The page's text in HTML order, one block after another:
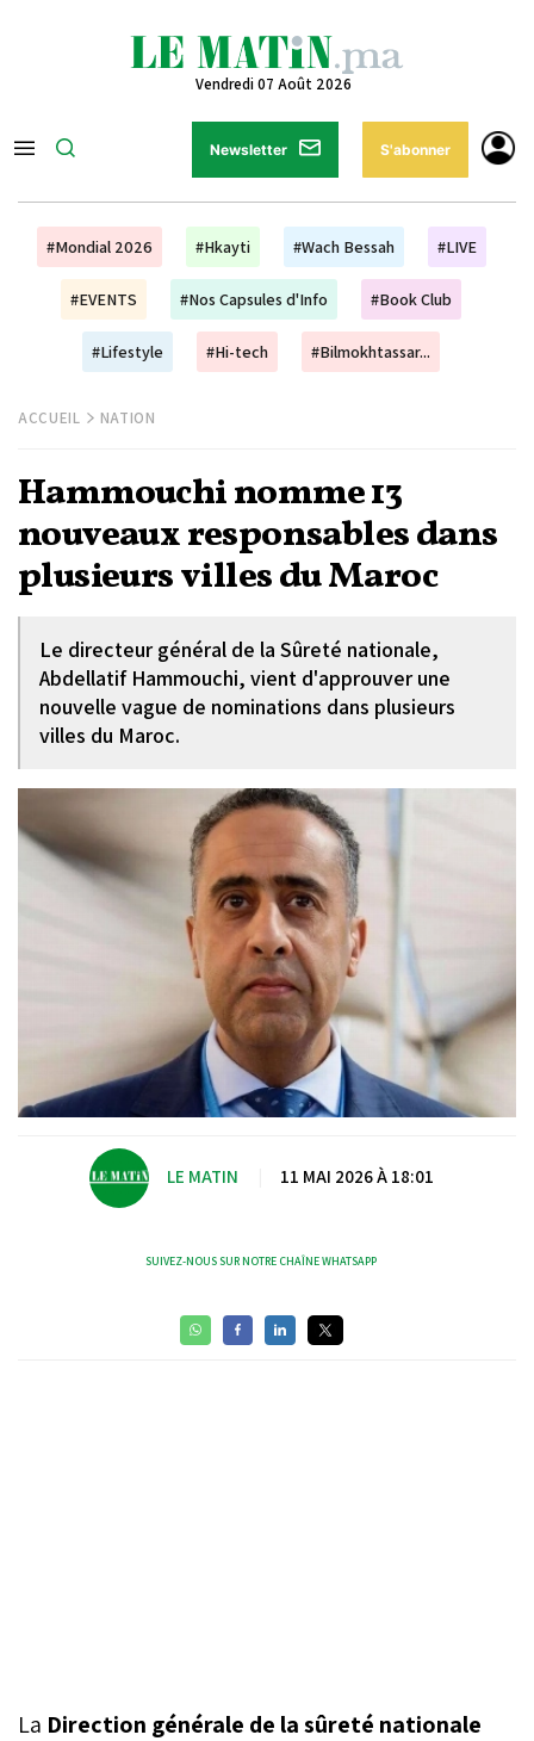
Vendredi 07 Août 2026
Newsletter S'abonner
#Mondial 2026 #Hkayti #Wach Bessah #LIVE
#EVENTS #Nos Capsules d'Info #Book Club
#Lifestyle #Hi-tech #Bilmokhtassar...
ACCUEIL NATION
Hammouchi nomme 13
nouveaux responsables dans
plusieurs villes du Maroc
Le directeur général de la Sûreté nationale,
Abdellatif Hammouchi, vient d'approuver une
nouvelle vague de nominations dans plusieurs
villes du Maroc.
LE MATIN 11 MAI 2026 À 18:01
SUIVEZ-NOUS SUR NOTRE CHAÎNE WHATSAPP
La Direction générale de la sûreté nationale